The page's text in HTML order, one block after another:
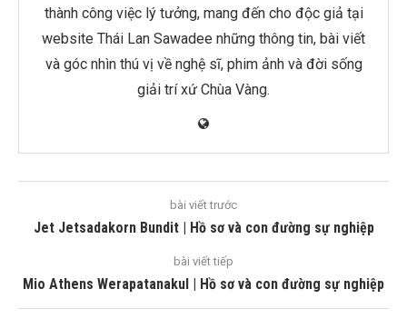
thành công việc lý tưởng, mang đến cho độc giả tại
website Thái Lan Sawadee những thông tin, bài viết
và góc nhìn thú vị về nghệ sĩ, phim ảnh và đời sống
giải trí xứ Chùa Vàng.
bài viết trước
Jet Jetsadakorn Bundit | Hồ sơ và con đường sự nghiệp
bài viết tiếp
Mio Athens Werapatanakul | Hồ sơ và con đường sự nghiệp